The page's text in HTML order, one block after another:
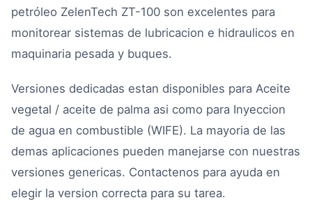
petróleo ZelenTech ZT-100 son excelentes para
monitorear sistemas de lubricacion e hidraulicos en
maquinaria pesada y buques.
Versiones dedicadas estan disponibles para Aceite
vegetal / aceite de palma asi como para Inyeccion
de agua en combustible (WIFE). La mayoria de las
demas aplicaciones pueden manejarse con nuestras
versiones genericas. Contactenos para ayuda en
elegir la version correcta para su tarea.